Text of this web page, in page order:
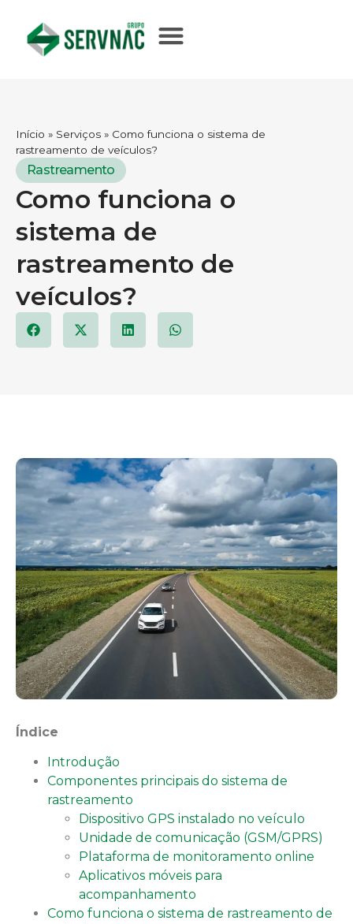
Início » Serviços » Como funciona o sistema de
rastreamento de veículos?
Rastreamento
Como funciona o
sistema de
rastreamento de
veículos?
Índice
Introdução
Componentes principais do sistema de
rastreamento
Dispositivo GPS instalado no veículo
Unidade de comunicação (GSM/GPRS)
Plataforma de monitoramento online
Aplicativos móveis para
acompanhamento
Como funciona o sistema de rastreamento de